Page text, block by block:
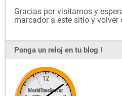
Gracias por visitarnos y
marcador a este sitio y volver
Ponga un reloj en tu blog !